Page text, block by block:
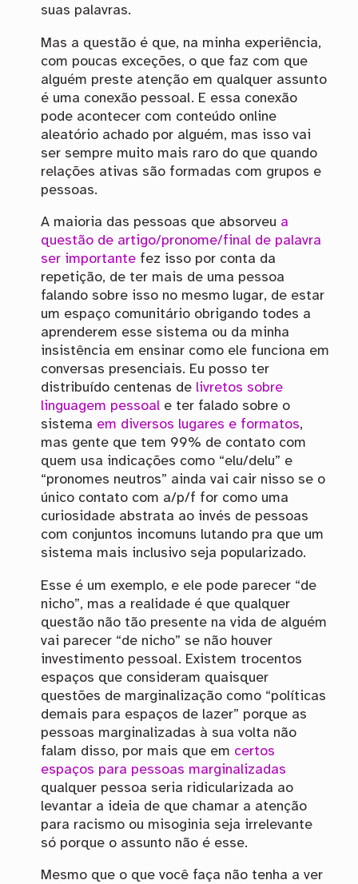
suas palavras.
Mas a questão é que, na minha experiência,
com poucas exceções, o que faz com que
alguém preste atenção em qualquer assunto
é uma conexão pessoal. E essa conexão
pode acontecer com conteúdo online
aleatório achado por alguém, mas isso vai
ser sempre muito mais raro do que quando
relações ativas são formadas com grupos e
pessoas.
A maioria das pessoas que absorveu a
questão de artigo/pronome/final de palavra
ser importantefez isso por conta da
repetição, de ter mais de uma pessoa
falando sobre isso no mesmo lugar, de estar
um espaço comunitário obrigando todes a
aprenderem esse sistema ou da minha
insistência em ensinar como ele funciona em
conversas presenciais. Eu posso ter
distribuído centenas de livretos sobre
linguagem pessoale ter falado sobre o
sistema em diversos lugares e formatos,
mas gente que tem 99% de contato com
quem usa indicações como “elu/delu” e
“pronomes neutros” ainda vai cair nisso se o
único contato com a/p/f for como uma
curiosidade abstrata ao invés de pessoas
com conjuntos incomuns lutando pra que um
sistema mais inclusivo seja popularizado.
Esse é um exemplo, e ele pode parecer “de
nicho”, mas a realidade é que qualquer
questão não tão presente na vida de alguém
vai parecer “de nicho” se não houver
investimento pessoal. Existem trocentos
espaços que consideram quaisquer
questões de marginalização como “políticas
demais para espaços de lazer” porque as
pessoas marginalizadas à sua volta não
falam disso, por mais que em certos
espaços para pessoas marginalizadas
qualquer pessoa seria ridicularizada ao
levantar a ideia de que chamar a atenção
para racismo ou misoginia seja irrelevante
só porque o assunto não é esse.
Mesmo que o que você faça não tenha a ver